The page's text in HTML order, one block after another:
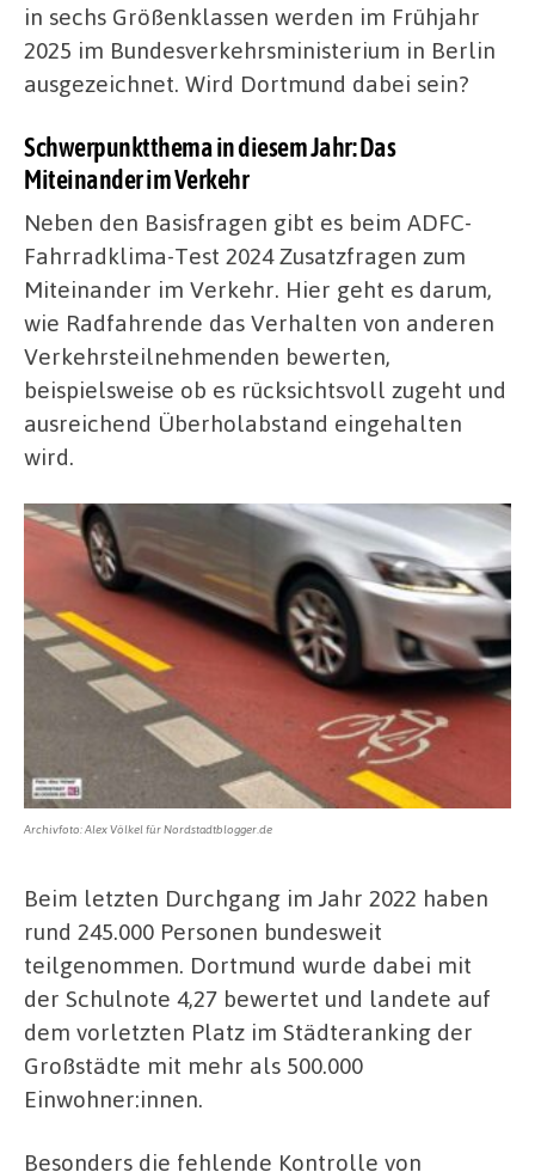
in sechs Größenklassen werden im Frühjahr
2025 im Bundesverkehrsministerium in Berlin
ausgezeichnet. Wird Dortmund dabei sein?
Schwerpunktthema in diesem Jahr: Das
Miteinander im Verkehr
Neben den Basisfragen gibt es beim ADFC-
Fahrradklima-Test 2024 Zusatzfragen zum
Miteinander im Verkehr. Hier geht es darum,
wie Radfahrende das Verhalten von anderen
Verkehrsteilnehmenden bewerten,
beispielsweise ob es rücksichtsvoll zugeht und
ausreichend Überholabstand eingehalten
wird.
Archivfoto: Alex Völkel für Nordstadtblogger.de
Beim letzten Durchgang im Jahr 2022 haben
rund 245.000 Personen bundesweit
teilgenommen. Dortmund wurde dabei mit
der Schulnote 4,27 bewertet und landete auf
dem vorletzten Platz im Städteranking der
Großstädte mit mehr als 500.000
Einwohner:innen.
Besonders die fehlende Kontrolle von